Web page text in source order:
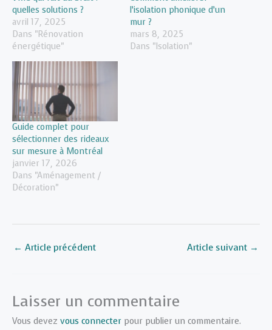
quelles solutions ?
avril 17, 2025
Dans "Rénovation
énergétique"
l’isolation phonique d’un
mur ?
mars 8, 2025
Dans "Isolation"
Guide complet pour
sélectionner des rideaux
sur mesure à Montréal
janvier 17, 2026
Dans "Aménagement /
Décoration"
← Article précédent Article suivant →
Laisser un commentaire
Vous devez vous connecter pour publier un commentaire.